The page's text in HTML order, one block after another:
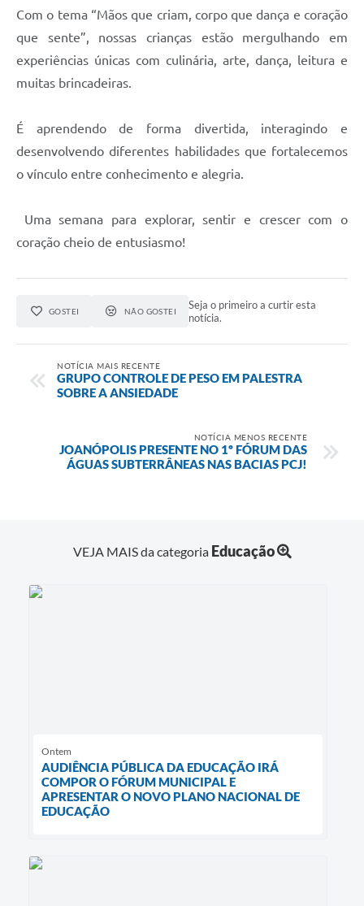
Com o tema “Mãos que criam, corpo que dança e coração
que sente”, nossas crianças estão mergulhando em
experiências únicas com culinária, arte, dança, leitura e
muitas brincadeiras.
É aprendendo de forma divertida, interagindo e
desenvolvendo diferentes habilidades que fortalecemos
o vínculo entre conhecimento e alegria.
Uma semana para explorar, sentir e crescer com o
coração cheio de entusiasmo!
GOSTEI NÃO GOSTEI
Seja o primeiro a curtir esta
notícia.
NOTÍCIA MAIS RECENTE
GRUPO CONTROLE DE PESO EM PALESTRA
SOBRE A ANSIEDADE
NOTÍCIA MENOS RECENTE
JOANÓPOLIS PRESENTE NO 1º FÓRUM DAS
ÁGUAS SUBTERRÂNEAS NAS BACIAS PCJ!
VEJA MAIS da categoria Educação
Ontem
AUDIÊNCIA PÚBLICA DA EDUCAÇÃO IRÁ
COMPOR O FÓRUM MUNICIPAL E
APRESENTAR O NOVO PLANO NACIONAL DE
EDUCAÇÃO